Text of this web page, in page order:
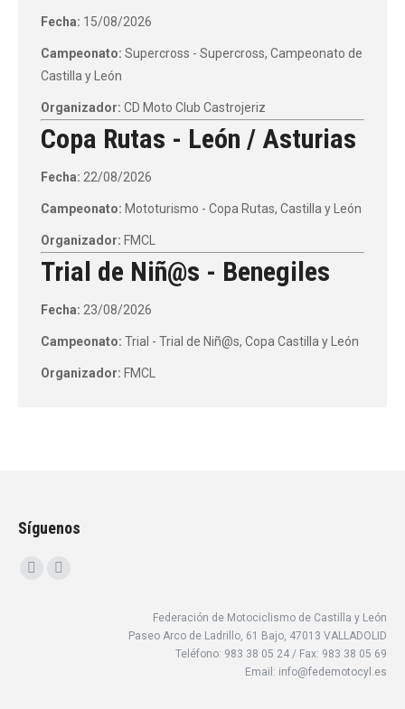
Fecha: 15/08/2026
Campeonato: Supercross - Supercross, Campeonato de
Castilla y León
Organizador: CD Moto Club Castrojeriz
Copa Rutas - León / Asturias
Fecha: 22/08/2026
Campeonato: Mototurismo - Copa Rutas, Castilla y León
Organizador: FMCL
Trial de Niñ@s - Benegiles
Fecha: 23/08/2026
Campeonato: Trial - Trial de Niñ@s, Copa Castilla y León
Organizador: FMCL
Síguenos
Encuéntranos en:
Federación de Motociclismo de Castilla y León
Paseo Arco de Ladrillo, 61 Bajo, 47013 VALLADOLID
Teléfono: 983 38 05 24 / Fax: 983 38 05 69
Email: info@fedemotocyl.es